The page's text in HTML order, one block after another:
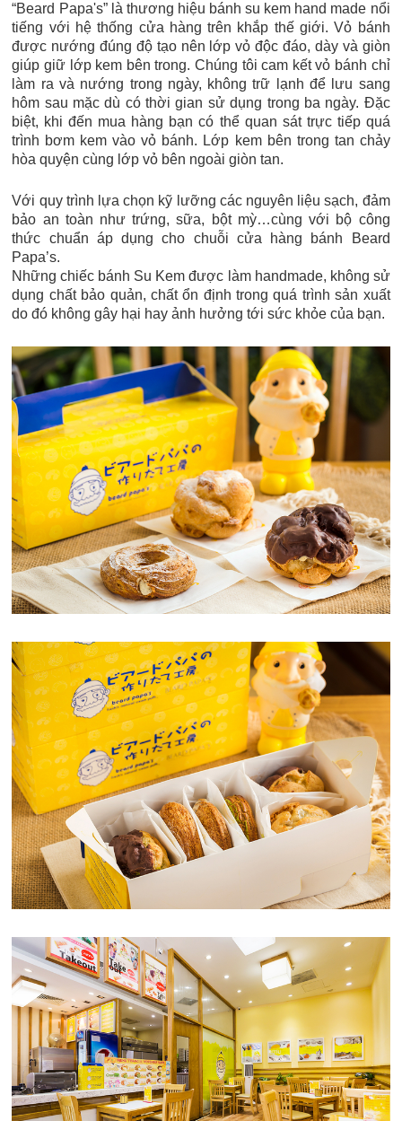
“Beard Papa's” là thương hiệu bánh su kem hand made nổi
tiếng với hệ thống cửa hàng trên khắp thế giới. Vỏ bánh
được nướng đúng độ tạo nên lớp vỏ độc đáo, dày và giòn
giúp giữ lớp kem bên trong. Chúng tôi cam kết vỏ bánh chỉ
làm ra và nướng trong ngày, không trữ lạnh để lưu sang
hôm sau mặc dù có thời gian sử dụng trong ba ngày. Đặc
biệt, khi đến mua hàng bạn có thể quan sát trực tiếp quá
trình bơm kem vào vỏ bánh. Lớp kem bên trong tan chảy
hòa quyện cùng lớp vỏ bên ngoài giòn tan.
Với quy trình lựa chọn kỹ lưỡng các nguyên liệu sạch, đảm
bảo an toàn như trứng, sữa, bột mỳ…cùng với bộ công
thức chuẩn áp dụng cho chuỗi cửa hàng bánh Beard
Papa’s.
Những chiếc bánh Su Kem được làm handmade, không sử
dụng chất bảo quản, chất ổn định trong quá trình sản xuất
do đó không gây hại hay ảnh hưởng tới sức khỏe của bạn.